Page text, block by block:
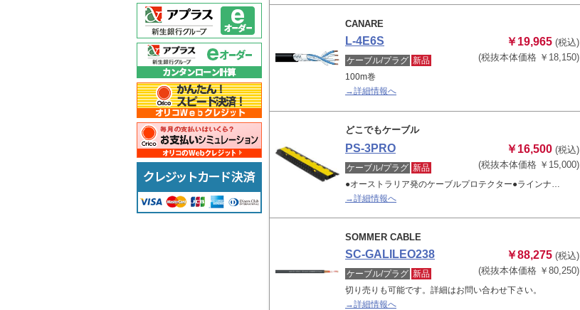
CANARE
L-4E6S ￥19,965 (税込)
(税抜本体価格 ￥18,150)
ケーブル/プラグ 新品
100m巻
→詳細情報へ
どこでもケーブル
PS-3PRO ￥16,500 (税込)
(税抜本体価格 ￥15,000)
ケーブル/プラグ 新品
●オーストラリア発のケーブルプロテクター●ラインナ…
→詳細情報へ
SOMMER CABLE
SC-GALILEO238 ￥88,275 (税込)
(税抜本体価格 ￥80,250)
ケーブル/プラグ 新品
切り売りも可能です。詳細はお問い合わせ下さい。
→詳細情報へ